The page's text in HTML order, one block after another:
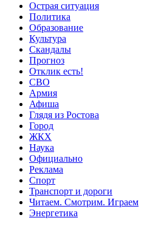
Острая ситуация
Политика
Образование
Культура
Скандалы
Прогноз
Отклик есть!
СВО
Армия
Афиша
Глядя из Ростова
Город
ЖКХ
Наука
Официально
Реклама
Спорт
Транспорт и дороги
Читаем. Смотрим. Играем
Энергетика